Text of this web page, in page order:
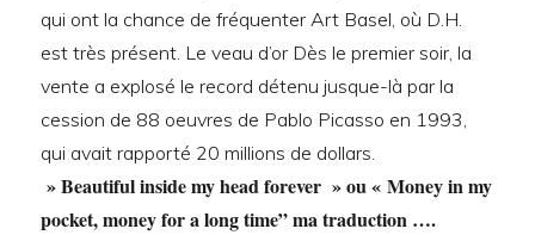
qui ont la chance de fréquenter Art Basel, où D.H.
est très présent. Le veau d’or Dès le premier soir, la
vente a explosé le record détenu jusque-là par la
cession de 88 oeuvres de Pablo Picasso en 1993,
qui avait rapporté 20 millions de dollars.
» Beautiful inside my head forever » ou « Money in my
pocket, money for a long time” ma traduction ….